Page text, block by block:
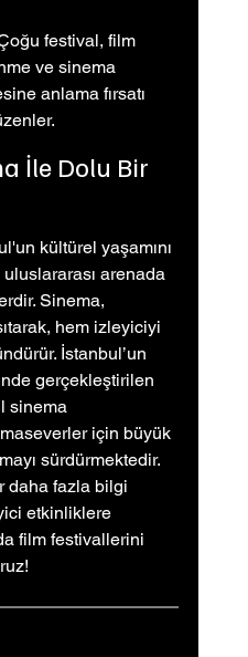
festival, film
ve sinema
anlama fırsatı
İle Dolu Bir
kültürel yaşamını
arenada
Sinema,
hem izleyiciyi
İstanbul’un
gerçekleştirilen
sinema
için büyük
sürdürmektedir.
daha fazla bilgi
etkinliklere
film festivallerini